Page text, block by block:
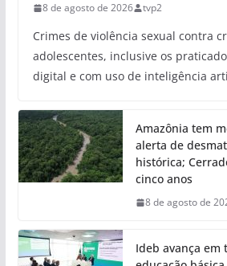
8 de agosto de 2026 tvp2
Crimes de violência sexual contra
adolescentes, inclusive os
digital e com uso de inteligência
Amazônia tem
alerta de
histórica;
cinco anos
8 de agosto de
Ideb avança em